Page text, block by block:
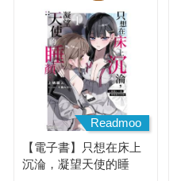
Readmoo
【電子書】只想在床上
沉淪，凝望天使的睡